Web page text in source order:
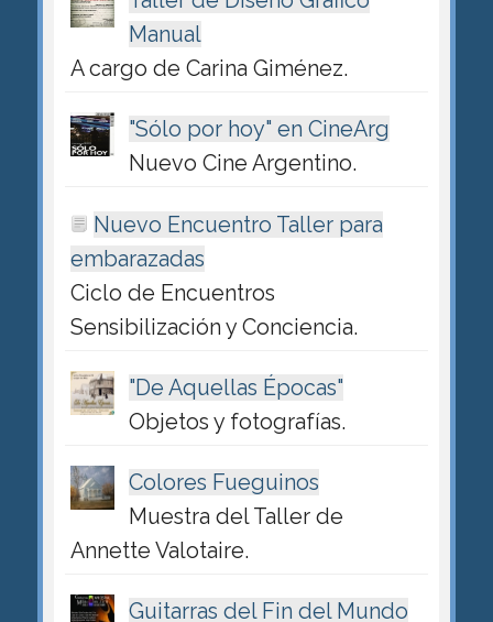
Manual
A cargo de Carina Giménez.
"Sólo por hoy" en CineArg
Nuevo Cine Argentino.
Nuevo Encuentro Taller para
embarazadas
Ciclo de Encuentros
Sensibilización y Conciencia.
"De Aquellas Épocas"
Objetos y fotografías.
Colores Fueguinos
Muestra del Taller de
Annette Valotaire.
Guitarras del Fin del Mundo